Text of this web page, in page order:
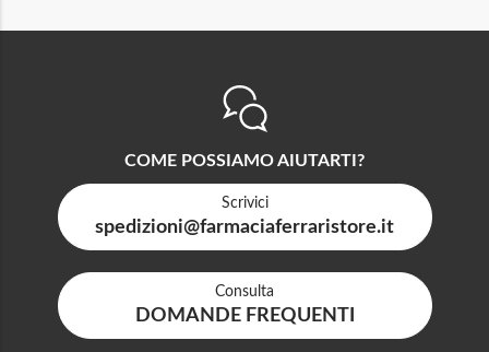
COME POSSIAMO AIUTARTI?
Scrivici
spedizioni@farmaciaferraristore.it
Consulta
DOMANDE FREQUENTI